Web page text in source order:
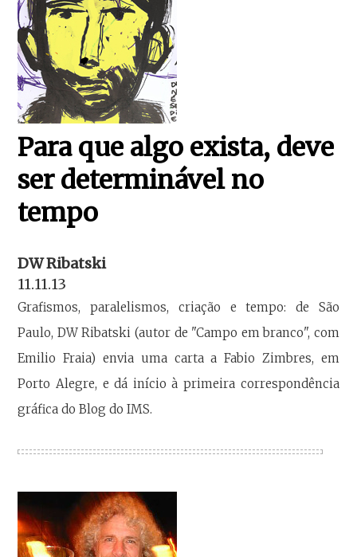
Para que algo exista, deve
ser determinável no
tempo
DW Ribatski
11.11.13
Grafismos, paralelismos, criação e tempo: de São
Paulo, DW Ribatski (autor de "Campo em branco", com
Emilio Fraia) envia uma carta a Fabio Zimbres, em
Porto Alegre, e dá início à primeira correspondência
gráfica do Blog do IMS.